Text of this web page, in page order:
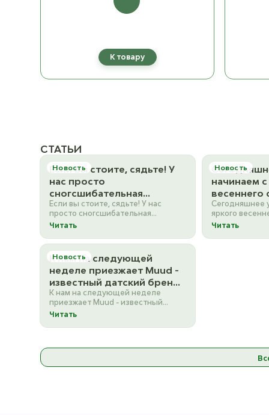
К товару
СТАТЬИ
Новость
Если вы стоите, сядьте! У
нас просто
сногсшибательная
поставка пряжи Katia и
самых красивых
аксессуаров Новинки: ❤️
Lua
Если вы стоите, сядьте! У нас
просто сногсшибательная
поставка пряжи Katia и самых
Читать
Новость
начинаем с
весеннего
главные
шарфик с
Сегодняшнее
яркого
главные фишки
Читать
Новость
К нам на следующей
неделе приезжает Muud -
известный датский бренд,
который изготавливает
высококачественные
кожаные акс
К нам на следующей неделе
приезжает Muud - известный
датский бренд, который
высококачественные…
Читать